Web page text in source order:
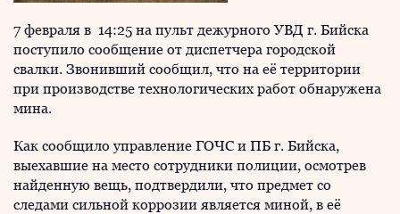
7 февраля в 14:25 на пульт дежурного УВД г. Бийска
поступило сообщение от диспетчера городской
свалки. Звонивший сообщил, что на её территории
при производстве технологических работ обнаружена
мина.
Как сообщило управление ГОЧС и ПБ г. Бийска,
выехавшие на место сотрудники полиции, осмотрев
найденную вещь, подтвердили, что предмет со
следами сильной коррозии является миной, в её